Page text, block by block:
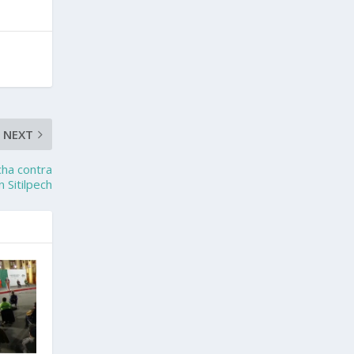
NEXT
contra
Sitilpech